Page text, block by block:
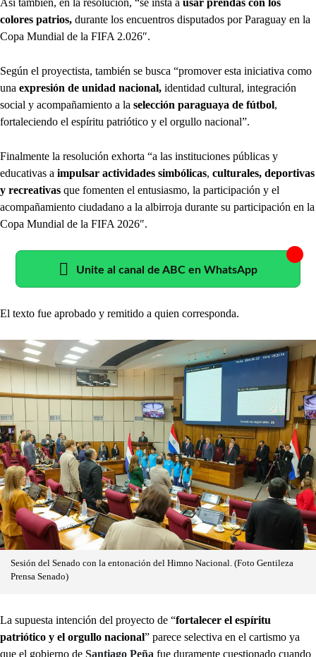
Así también, en la resolución, “se insta a usar prendas con los
colores patrios, durante los encuentros disputados por Paraguay en la
Copa Mundial de la FIFA 2.026″.
Según el proyectista, también se busca “promover esta iniciativa como
una expresión de unidad nacional, identidad cultural, integración
social y acompañamiento a la selección paraguaya de fútbol,
fortaleciendo el espíritu patriótico y el orgullo nacional”.
Finalmente la resolución exhorta “a las instituciones públicas y
educativas a impulsar actividades simbólicas, culturales, deportivas
y recreativas que fomenten el entusiasmo, la participación y el
acompañamiento ciudadano a la albirroja durante su participación en la
Copa Mundial de la FIFA 2026″.
Unite al canal de ABC en WhatsApp
El texto fue aprobado y remitido a quien corresponda.
Sesión del Senado con la entonación del Himno Nacional. (Foto Gentileza
Prensa Senado)
La supuesta intención del proyecto de “fortalecer el espíritu
patriótico y el orgullo nacional” parece selectiva en el cartismo ya
que el gobierno de Santiago Peña fue duramente cuestionado cuando